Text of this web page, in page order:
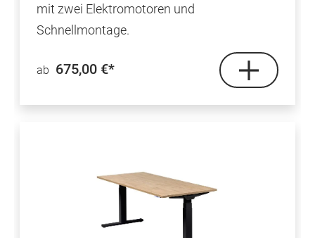
mit zwei Elektromotoren und
Schnellmontage.
ab 675,00 €*